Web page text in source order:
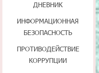
ДНЕВНИК
ИНФОРМАЦИОННАЯ
БЕЗОПАСНОСТЬ
ПРОТИВОДЕЙСТВИЕ
КОРРУПЦИИ